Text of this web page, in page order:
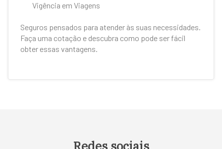
Vigência em Viagens
Seguros pensados para atender às suas necessidades.
Faça uma cotação e descubra como pode ser fácil
obter essas vantagens.
Redes sociais